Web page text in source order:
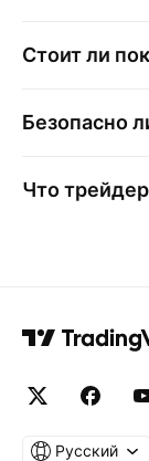
Стоит ли
Безопасно
Что
Русский